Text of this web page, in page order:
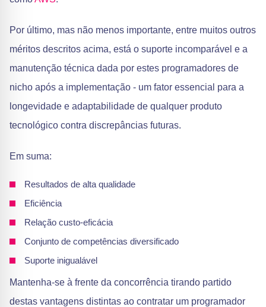
Por último, mas não menos importante, entre muitos outros
méritos descritos acima, está o suporte incomparável e a
manutenção técnica dada por estes programadores de
nicho após a implementação - um fator essencial para a
longevidade e adaptabilidade de qualquer produto
tecnológico contra discrepâncias futuras.
Em suma:
Resultados de alta qualidade
Eficiência
Relação custo-eficácia
Conjunto de competências diversificado
Suporte inigualável
Mantenha-se à frente da concorrência tirando partido
destas vantagens distintas ao contratar um programador